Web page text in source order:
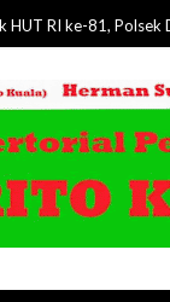
81, Polsek Dusun